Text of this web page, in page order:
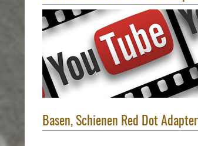
Basen, Schienen Red Dot